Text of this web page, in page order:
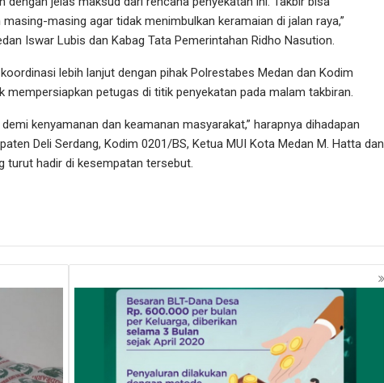
masing agar tidak menimbulkan keramaian di jalan raya,”
Iswar Lubis dan Kabag Tata Pemerintahan Ridho Nasution.
lebih lanjut dengan pihak Polrestabes Medan dan Kodim
petugas di titik penyekatan pada malam takbiran.
kenyamanan dan keamanan masyarakat,” harapnya dihadapan
Deli Serdang, Kodim 0201/BS, Ketua MUI Kota Medan M. Hatta dan
turut hadir di kesempatan tersebut.